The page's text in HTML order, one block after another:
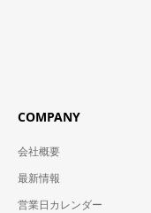
COMPANY
会社概要
最新情報
営業日カレンダー